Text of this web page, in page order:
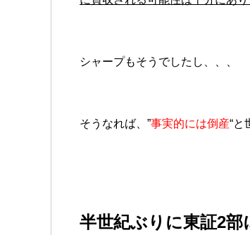
シャープもそうでしたし、、、
そうなれば、”事実的には倒産“と
半世紀ぶりに東証2部